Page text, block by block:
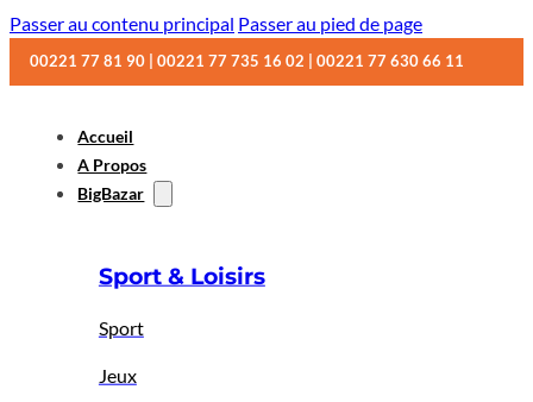
Passer au contenu principal Passer au pied de page
00221 77 81 90 | 00221 77 735 16 02 | 00221 77 630 66 11
Accueil
A Propos
BigBazar
Sport & Loisirs
Sport
Jeux